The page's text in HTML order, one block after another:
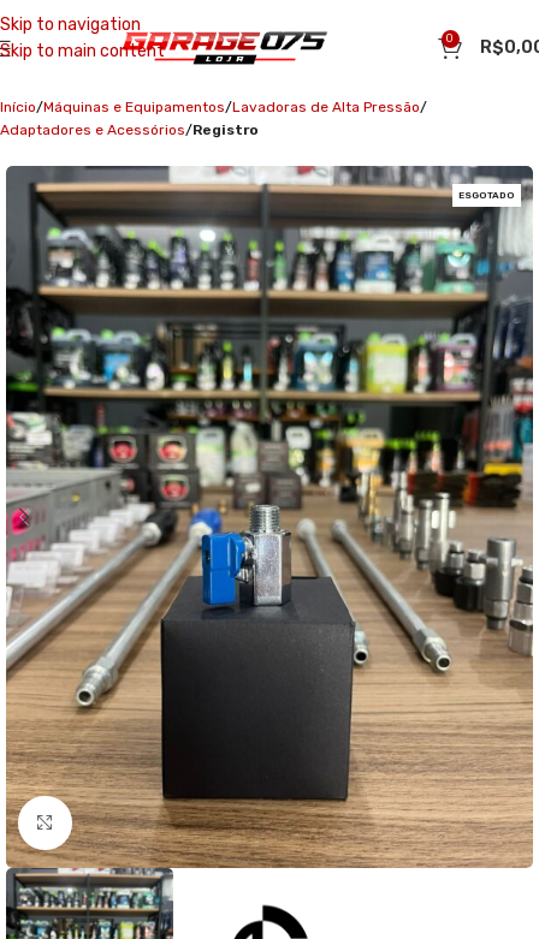
Skip to navigation
Skip to main content
0 R$
Início Máquinas e Equipamentos Lavadoras de Alta Pressão
Adaptadores e Acessórios Registro
ESGOTADO
Clique para ampliar